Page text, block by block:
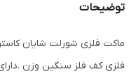
توضیحات
فلزی کف فلز سنگین وزن